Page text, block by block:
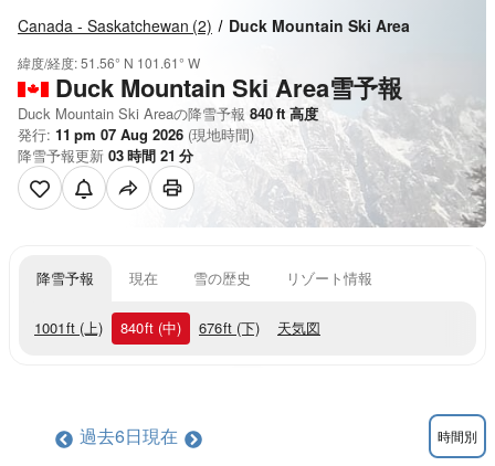
Canada - Saskatchewan (2) Duck Mountain Ski Area
緯度/経度:51.56° N 101.61° W
Duck Mountain Ski Area雪予報
Duck Mountain Ski Areaの降雪予報 840ft 高度
発行: 11 pm 07 Aug 2026 (現地時間)
降雪予報更新 03時間 21 分
降雪予報 現在 雪の歴史 リゾート情報
1001ft (上) 840ft (中) 676ft (下) 天気図
過去6日現在 時間別